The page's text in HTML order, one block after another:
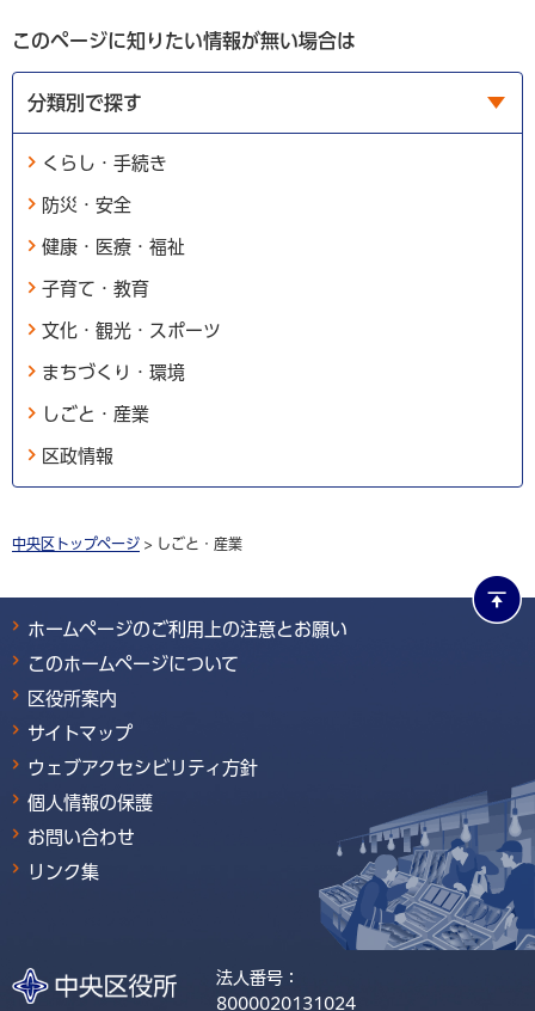
このページに知りたい情報が無い場合は
分類別で探す
くらし・手続き
防災・安全
健康・医療・福祉
子育て・教育
文化・観光・スポーツ
まちづくり・環境
しごと・産業
区政情報
中央区トップページ > しごと・産業
ホームページのご利用上の注意とお願い
このホームページについて
区役所案内
サイトマップ
ウェブアクセシビリティ方針
個人情報の保護
お問い合わせ
リンク集
法人番号：
8000020131024